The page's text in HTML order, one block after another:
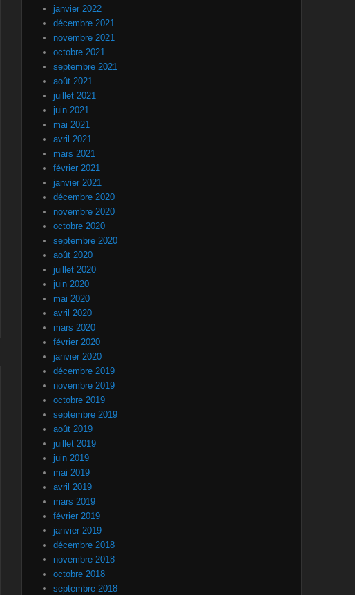
janvier 2022
décembre 2021
novembre 2021
octobre 2021
septembre 2021
août 2021
juillet 2021
juin 2021
mai 2021
avril 2021
mars 2021
février 2021
janvier 2021
décembre 2020
novembre 2020
octobre 2020
septembre 2020
août 2020
juillet 2020
juin 2020
mai 2020
avril 2020
mars 2020
février 2020
janvier 2020
décembre 2019
novembre 2019
octobre 2019
septembre 2019
août 2019
juillet 2019
juin 2019
mai 2019
avril 2019
mars 2019
février 2019
janvier 2019
décembre 2018
novembre 2018
octobre 2018
septembre 2018